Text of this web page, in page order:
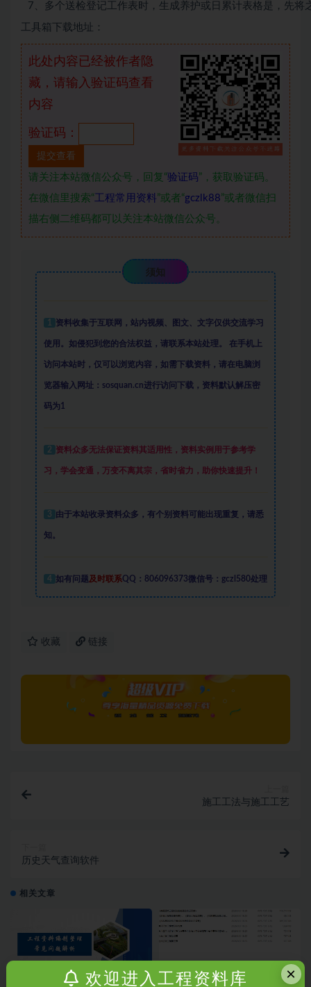
7、多个送检登记工作表时，生成养护或日累计表格是，先将
工具箱下载地址：
此处内容已经被作者隐
藏，请输入验证码查看
内容
验证码：
请关注本站微信公众号，回复“验证码”，获取验证码。
在微信里搜索“工程常用资料”或者“gczlk88”或者微信扫
描右侧二维码都可以关注本站微信公众号。
须知
1 资料收集于互联网 ， 站内视频、图文、文字仅供交流学习
使用。如侵犯到您的合法权益，请联系本站处理。 在手机上
访问本站时，仅可以浏览内容，如需下载资料，请在电脑浏
览器输入网址：sosquan.cn进行访问下载， 资料默认解压密
码为1
2 资料众多无法保证资料其适用性，资料实例 用于参考学
习，学会变通，万变不离其宗，省时省力，助你快速提升！
3 由于本站收录资料众多，有个别资料可能出现重复，请悉
知。
4 如有问题 及时联系QQ：806096373微信号：gczl580处理
收藏 链接
施工工法与施工工艺
历史天气查询软件
相关文章
×
欢迎进入工程资料库